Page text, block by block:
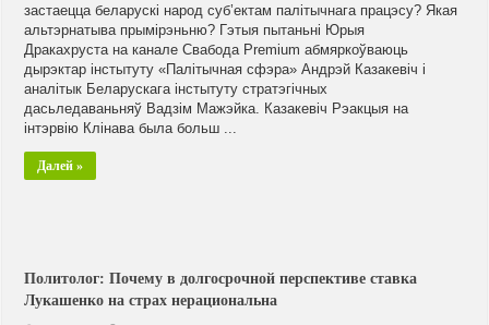
застаецца беларускі народ суб’ектам палітычнага працэсу? Якая
альтэрнатыва прымірэньню? Гэтыя пытаньні Юрыя
Дракахруста на канале Свабода Premium абмяркоўваюць
дырэктар інстытуту «Палітычная сфэра» Андрэй Казакевіч і
аналітык Беларускага інстытуту стратэгічных
дасьледаваньняў Вадзім Мажэйка. Казакевіч Рэакцыя на
інтэрвію Клінава была больш ...
Далей »
Политолог: Почему в долгосрочной перспективе ставка
Лукашенко на страх нерациональна